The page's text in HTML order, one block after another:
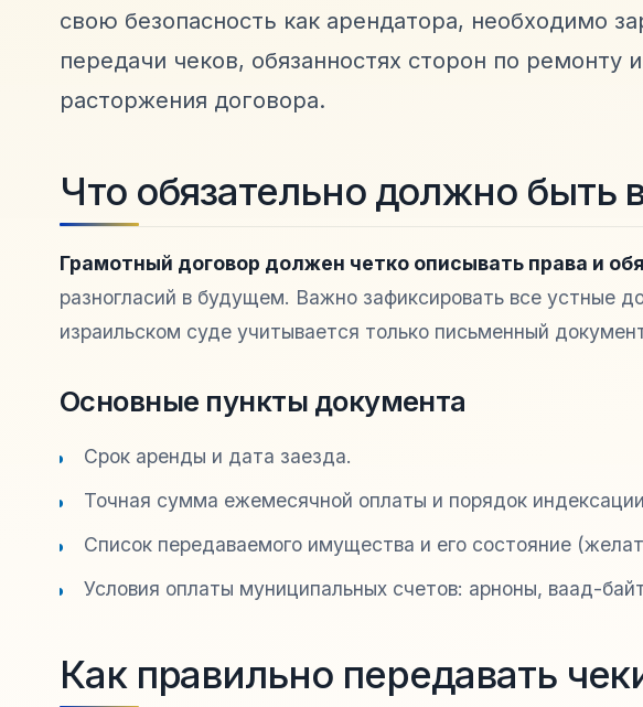
свою безопасность как арендатора, необходимо
передачи чеков, обязанностях сторон по ремонту
расторжения договора.
Что обязательно должно быть
Грамотный договор должен четко описывать права и
разногласий в будущем. Важно зафиксировать все устные
израильском суде учитывается только письменный
Основные пункты документа
Срок аренды и дата заезда.
Точная сумма ежемесячной оплаты и порядок
Список передаваемого имущества и его состояние
Условия оплаты муниципальных счетов: арноны, ваад-
Как правильно передавать